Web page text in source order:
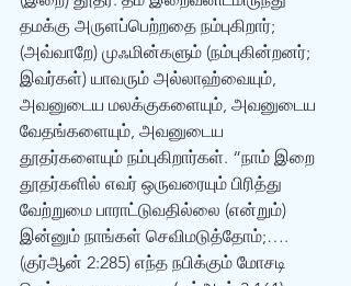
தமக்கு அருளப்பெற்றதை நம்புகிறார்;
(அவ்வாறே) முஃமின்களும் (நம்புகின்றனர்;
இவர்கள்) யாவரும் அல்லாஹ்வையும்,
அவனுடைய மலக்குகளையும், அவனுடைய
வேதங்களையும், அவனுடைய
தூதர்களையும் நம்புகிறார்கள். “நாம் இறை
தூதர்களில் எவர் ஒருவரையும் பிரித்து
வேற்றுமை பாராட்டுவதில்லை (என்றும்)
இன்னும் நாங்கள் செவிமடுத்தோம்;….
(குர்‍ஆன் 2:285) எந்த நபிக்கும் மோசடி